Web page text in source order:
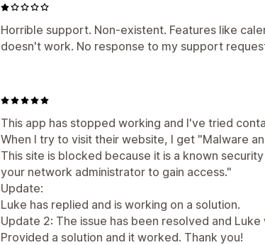
Horrible support. Non-existent. Features like
doesn't work. No response to my support
This app has stopped working and I've tried
When I try to visit their website, I get "Malware
This site is blocked because it is a known
your network administrator to gain access."
Update:
Luke has replied and is working on a solution.
Update 2: The issue has been resolved and
Provided a solution and it worked. Thank you!